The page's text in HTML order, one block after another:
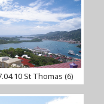
St Thomas (6)